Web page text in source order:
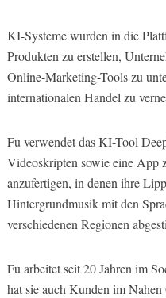
KI-Systeme wurden in die
Produkten zu erstellen,
Online-Marketing-Tools zu
internationalen Handel zu
Fu verwendet das KI-Tool
Videoskripten sowie eine App
anzufertigen, in denen ihre
Hintergrundmusik mit den
verschiedenen Regionen
Fu arbeitet seit 20 Jahren im
hat sie auch Kunden im